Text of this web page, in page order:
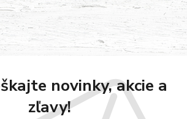
novinky, akcie a
zľavy!